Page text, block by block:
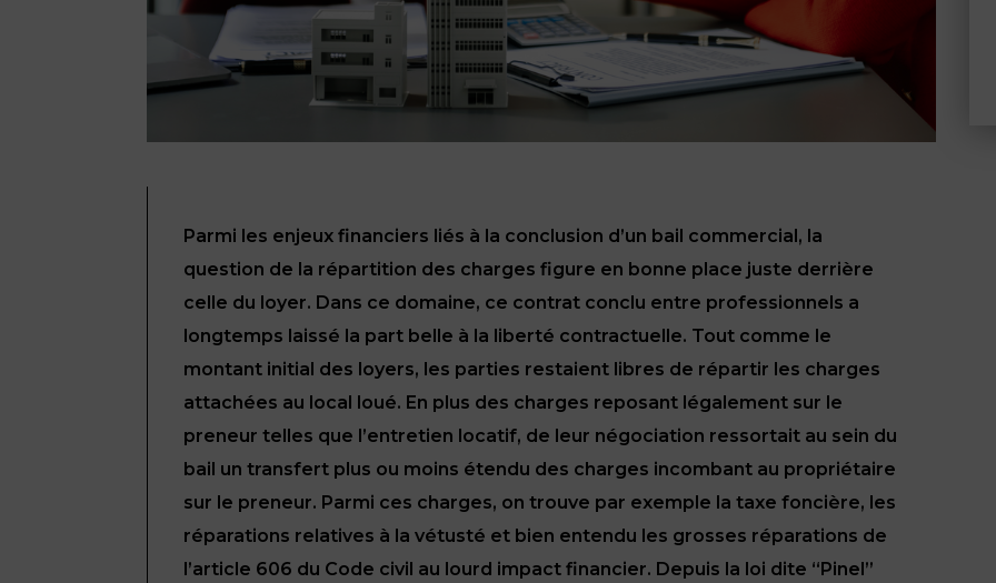
Parmi les enjeux financiers liés à la conclusion d’un bail commercial, la
question de la répartition des charges figure en bonne place juste derrière
celle du loyer. Dans ce domaine, ce contrat conclu entre professionnels a
longtemps laissé la part belle à la liberté contractuelle. Tout comme le
montant initial des loyers, les parties restaient libres de répartir les charges
attachées au local loué. En plus des charges reposant légalement sur le
preneur telles que l’entretien locatif, de leur négociation ressortait au sein du
bail un transfert plus ou moins étendu des charges incombant au propriétaire
sur le preneur. Parmi ces charges, on trouve par exemple la taxe foncière, les
réparations relatives à la vétusté et bien entendu les grosses réparations de
l’article 606 du Code civil au lourd impact financier. Depuis la loi dite “Pinel”